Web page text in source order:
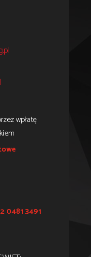
wpłatę
0481 3491